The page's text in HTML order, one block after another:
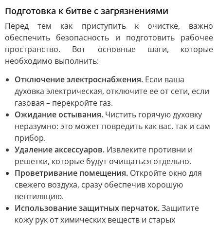
Подготовка к битве с загрязнениями
Перед тем как приступить к очистке, важно
обеспечить безопасность и подготовить рабочее
пространство. Вот основные шаги, которые
необходимо выполнить:
Отключение электроснабжения. Если ваша
духовка электрическая, отключите ее от сети, если
газовая – перекройте газ.
Ожидание остывания. Чистить горячую духовку
неразумно: это может повредить как вас, так и сам
прибор.
Удаление аксессуаров. Извлеките противни и
решетки, которые будут очищаться отдельно.
Проветривание помещения. Откройте окно для
свежего воздуха, сразу обеспечив хорошую
вентиляцию.
Использование защитных перчаток.Защитите
кожу рук от химических веществ и старых